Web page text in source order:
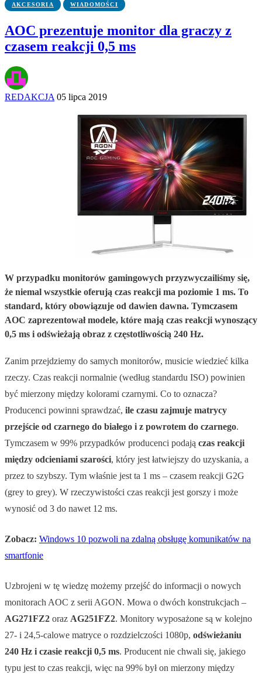
AKCESORIA WIADOMOŚCI
AOC prezentuje monitor dla graczy z
czasem reakcji 0,5 ms
REDAKCJA 05 lipca 2019
W przypadku monitorów gamingowych przyzwyczailiśmy się,
że niemal wszystkie oferują czas reakcji ma poziomie 1 ms. To
standard, który obowiązuje od dawien dawna. Tymczasem
AOC zaprezentował modele, które mają czas reakcji wynoszący
0,5 ms i odświeżają obraz z częstotliwością 240 Hz.
Zanim przejdziemy do samych monitorów, musicie wiedzieć kilka
rzeczy. Czas reakcji normalnie (według standardu ISO) powinien
być mierzony między kolorami czarnymi. Co to oznacza?
Producenci powinni sprawdzać, ile czasu zajmuje matrycy
przejście od czarnego do białego i z powrotem do czarnego.
Tymczasem w 99% przypadków producenci podają czas reakcji
między odcieniami szarości, który jest łatwiejszy do uzyskania, a
przez to szybszy. Tym właśnie jest ta 1 ms – czasem reakcji G2G
(grey to grey). W rzeczywistości czas reakcji jest gorszy i może
wynosić od 3 do nawet 12 ms.
Zobacz: Windows 10 pozwoli na zdalną obsługę komunikatów na
smartfonie
Uzbrojeni w tę wiedzę możemy przejść do informacji o nowych
monitorach AOC z serii AGON. Mowa o dwóch konstrukcjach –
AG271FZ2 oraz AG251FZ2. Monitory wyposażone są w kolejno
27- i 24,5-calowe matryce o rozdzielczości 1080p, odświeżaniu
240 Hz i czasie reakcji 0,5 ms. Producent nie chwali się, jakiego
typu jest to czas reakcji, więc na 99% był on mierzony między